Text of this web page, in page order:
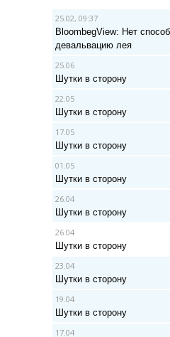
25.02, 09:37
BloombegView: Нет
девальвацию лея
25.06
Шутки в сторону
22.05
Шутки в сторону
17.05
Шутки в сторону
01.05
Шутки в сторону
26.04
Шутки в сторону
26.04
Шутки в сторону
23.04
Шутки в сторону
19.04
Шутки в сторону
17.04